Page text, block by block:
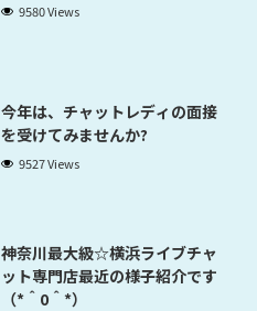
9580 Views
今年は、チャットレディの面接
を受けてみませんか?
9527 Views
神奈川最大級☆横浜ライブチャ
ット専門店最近の様子紹介です
（*＾0＾*）